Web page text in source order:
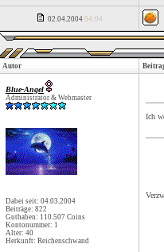
02.04.2004 04:04
Autor
Blue-Angel
Administrator & Webmaster
Dabei seit: 04.03.2004
Beiträge: 822
Guthaben: 110.507 Coins
Kontonummer: 1
Alter: 40
Herkunft: Reichenschwand
Ich